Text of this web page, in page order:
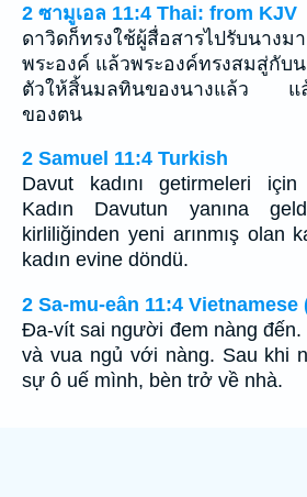
2 ซามูเอล 11:4 Thai: from KJV
ดาวิดก็ทรงใช้ผู้สื่อสารไปรับน
พระองค์ แล้วพระองค์ทรงสมสู่กับ
ตัวให้สิ้นมลทินของนางแล้ว แล้
ของตน
2 Samuel 11:4 Turkish
Davut kadını getirmeleri
Kadın Davutun yanına
kirliliğinden yeni arınmış olan
kadın evine döndü.
2 Sa-mu-eân 11:4 Vietnamese
Ða-vít sai người đem nàng đến.
và vua ngủ với nàng. Sau khi
sự ô uế mình, bèn trở về nhà.